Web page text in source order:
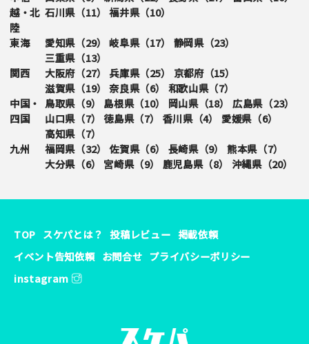
越・北
陸
石川県（11） 福井県（10）
東海 愛知県（29） 岐阜県（17） 静岡県（23）
三重県（13）
関西
大阪府（27） 兵庫県（25） 京都府（15）
滋賀県（19） 奈良県（6） 和歌山県（7）
中国・
四国
鳥取県（9） 島根県（10） 岡山県（18） 広島県（23）
山口県（7） 徳島県（7） 香川県（4） 愛媛県（6）
高知県（7）
九州
福岡県（32） 佐賀県（6） 長崎県（9） 熊本県（7）
大分県（6） 宮崎県（9） 鹿児島県（8） 沖縄県（20）
TOP スケパとは？ 投稿レビュー 掲載依頼
イベント告知依頼 お問合せ プライバシーポリシー
instagram